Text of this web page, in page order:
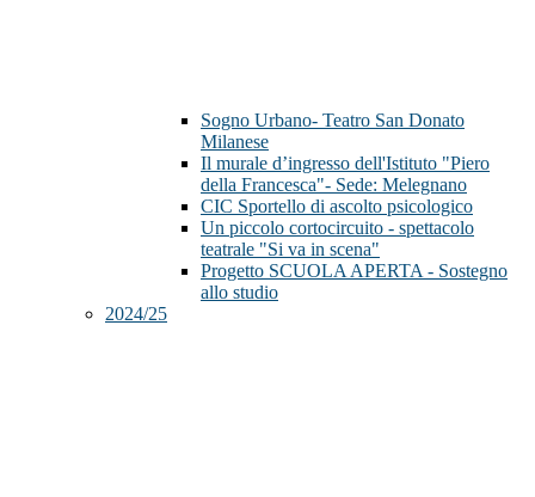
Sogno Urbano- Teatro San Donato
Milanese
Il murale d’ingresso dell'Istituto "Piero
della Francesca"- Sede: Melegnano
CIC Sportello di ascolto psicologico
Un piccolo cortocircuito - spettacolo
teatrale "Si va in scena"
Progetto SCUOLA APERTA - Sostegno
allo studio
2024/25